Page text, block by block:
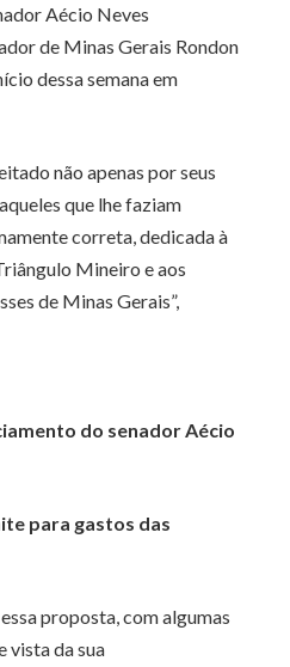
Aécio Neves
de Minas Gerais Rondon
dessa semana em
não apenas por seus
que lhe faziam
correta, dedicada à
Mineiro e aos
de Minas Gerais”,
do senador Aécio
para gastos das
proposta, com algumas
vista da sua